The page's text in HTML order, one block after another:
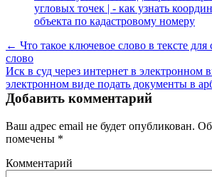
угловых точек | - как узнать
объекта по кадастровому номеру
← Что такое ключевое слово в тексте
слово
Иск в суд через интернет в электронном
электронном виде подать документы в
Добавить комментарий
Ваш адрес email не будет опубликован.
помечены *
Комментарий